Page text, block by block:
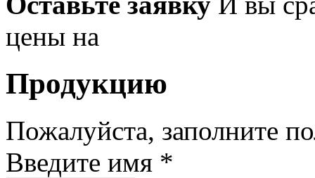
цены на
Продукцию
Пожалуйста, заполните
Введите имя *